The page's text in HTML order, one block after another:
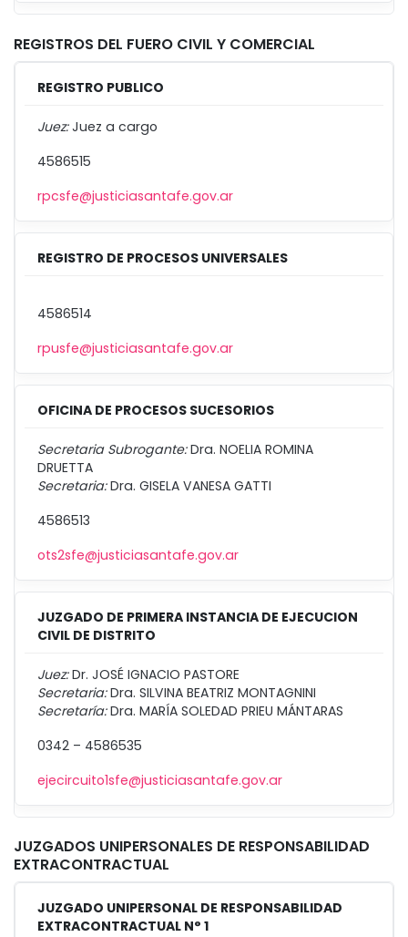
REGISTROS DEL FUERO CIVIL Y COMERCIAL
REGISTRO PUBLICO
Juez:Juez a cargo
4586515
rpcsfe@justiciasantafe.gov.ar
REGISTRO DE PROCESOS UNIVERSALES
4586514
rpusfe@justiciasantafe.gov.ar
OFICINA DE PROCESOS SUCESORIOS
Secretaria Subrogante:Dra. NOELIA ROMINA
DRUETTA
Secretaria:Dra. GISELA VANESA GATTI
4586513
ots2sfe@justiciasantafe.gov.ar
JUZGADO DE PRIMERA INSTANCIA DE EJECUCION
CIVIL DE DISTRITO
Juez:Dr. JOSÉ IGNACIO PASTORE
Secretaria:Dra. SILVINA BEATRIZ MONTAGNINI
Secretaría:Dra. MARÍA SOLEDAD PRIEU MÁNTARAS
0342 – 4586535
ejecircuito1sfe@justiciasantafe.gov.ar
JUZGADOS UNIPERSONALES DE RESPONSABILIDAD
EXTRACONTRACTUAL
JUZGADO UNIPERSONAL DE RESPONSABILIDAD
EXTRACONTRACTUAL N° 1